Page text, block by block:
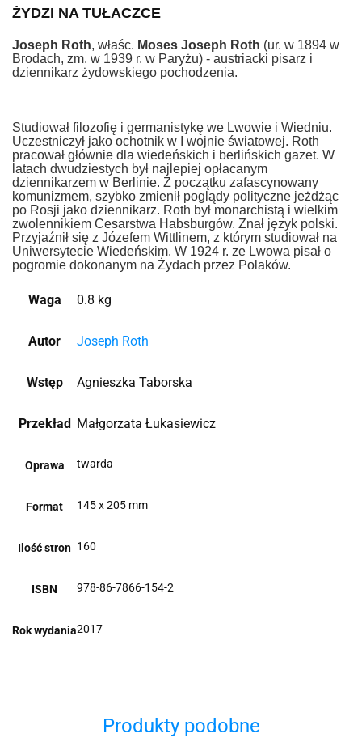
ŻYDZI NA TUŁACZCE
Joseph Roth, właśc. Moses Joseph Roth (ur. w 1894 w
Brodach, zm. w 1939 r. w Paryżu) - austriacki pisarz i
dziennikarz żydowskiego pochodzenia.
Studiował filozofię i germanistykę we Lwowie i Wiedniu.
Uczestniczył jako ochotnik w I wojnie światowej. Roth
pracował głównie dla wiedeńskich i berlińskich gazet. W
latach dwudziestych był najlepiej opłacanym
dziennikarzem w Berlinie. Z początku zafascynowany
komunizmem, szybko zmienił poglądy polityczne jeżdżąc
po Rosji jako dziennikarz. Roth był monarchistą i wielkim
zwolennikiem Cesarstwa Habsburgów. Znał język polski.
Przyjaźnił się z Józefem Wittlinem, z którym studiował na
Uniwersytecie Wiedeńskim. W 1924 r. ze Lwowa pisał o
pogromie dokonanym na Żydach przez Polaków.
Waga 0.8 kg
Autor Joseph Roth
Wstęp Agnieszka Taborska
Przekład Małgorzata Łukasiewicz
Oprawa twarda
Format 145 x 205 mm
Ilość stron 160
ISBN 978-86-7866-154-2
Rok wydania2017
Produkty podobne